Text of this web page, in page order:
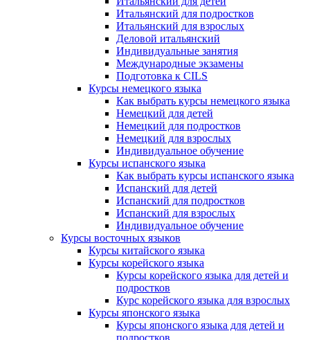
Итальянский для подростков
Итальянский для взрослых
Деловой итальянский
Индивидуальные занятия
Международные экзамены
Подготовка к CILS
Курсы немецкого языка
Как выбрать курсы немецкого языка
Немецкий для детей
Немецкий для подростков
Немецкий для взрослых
Индивидуальное обучение
Курсы испанского языка
Как выбрать курсы испанского языка
Испанский для детей
Испанский для подростков
Испанский для взрослых
Индивидуальное обучение
Курсы восточных языков
Курсы китайского языка
Курсы корейского языка
Курсы корейского языка для детей и
подростков
Курс корейского языка для взрослых
Курсы японского языка
Курсы японского языка для детей и
подростков